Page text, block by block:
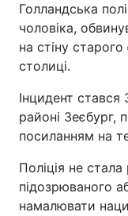
Київ
Дніпро
Одеса
Техно і зв'язок
Голландська
чоловіка,
на стіну
столиці.
Інцидент
районі Зеєбург,
посиланням на
Поліція не
підозрюваного
намалювати